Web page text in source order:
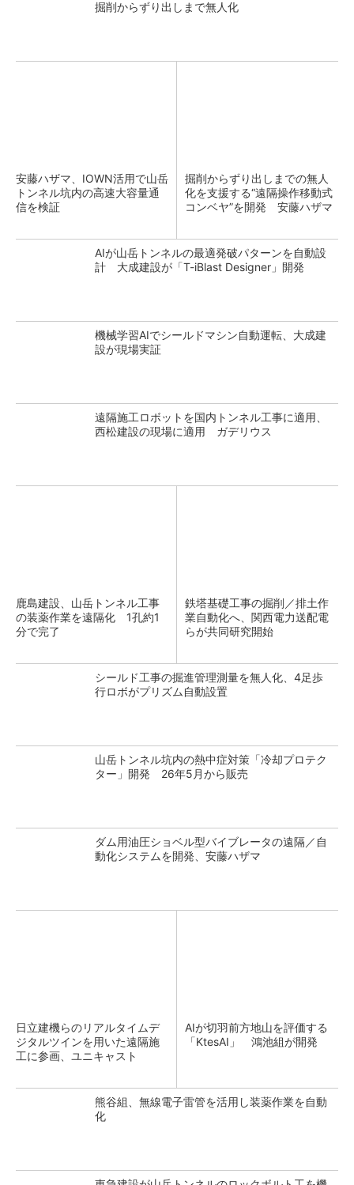
掘削からずり出しまで無人化
安藤ハザマ、IOWN活用で山岳
トンネル坑内の高速大容量通
信を検証
掘削からずり出しまでの無人
化を支援する“遠隔操作移動式
コンベヤ”を開発 安藤ハザマ
AIが山岳トンネルの最適発破パターンを自動設
計 大成建設が「T-iBlast Designer」開発
機械学習AIでシールドマシン自動運転、大成建
設が現場実証
遠隔施工ロボットを国内トンネル工事に適用、
西松建設の現場に適用 ガデリウス
鹿島建設、山岳トンネル工事
の装薬作業を遠隔化 1孔約1
分で完了
鉄塔基礎工事の掘削／排土作
業自動化へ、関西電力送配電
らが共同研究開始
シールド工事の掘進管理測量を無人化、4足歩
行ロボがプリズム自動設置
山岳トンネル坑内の熱中症対策「冷却プロテク
ター」開発 26年5月から販売
ダム用油圧ショベル型バイブレータの遠隔／自
動化システムを開発、安藤ハザマ
日立建機らのリアルタイムデ
ジタルツインを用いた遠隔施
工に参画、ユニキャスト
AIが切羽前方地山を評価する
「KtesAI」 鴻池組が開発
熊谷組、無線電子雷管を活用し装薬作業を自動
化